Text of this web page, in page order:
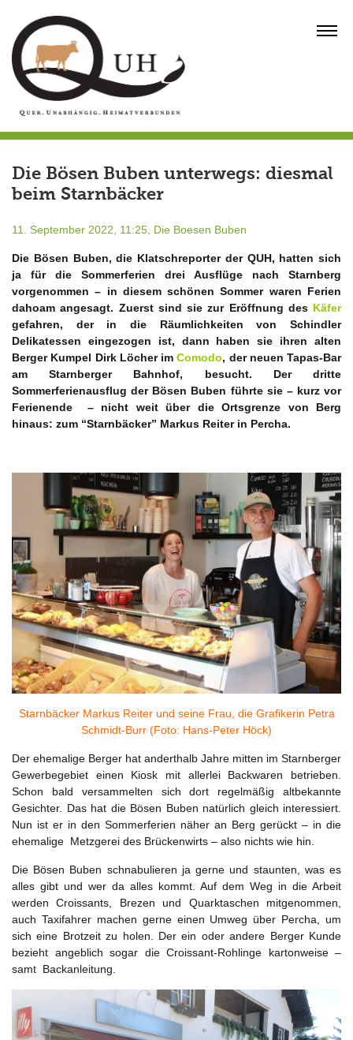
content
Die Bösen Buben unterwegs: diesmal
beim Starnbäcker
11. September 2022, 11:25, Die Boesen Buben
Die Bösen Buben, die Klatschreporter der QUH, hatten sich
ja für die Sommerferien drei Ausflüge nach Starnberg
vorgenommen – in diesem schönen Sommer waren Ferien
dahoam angesagt. Zuerst sind sie zur Eröffnung des Käfer
gefahren, der in die Räumlichkeiten von Schindler
Delikatessen eingezogen ist, dann haben sie ihren alten
Berger Kumpel Dirk Löcher imComodo, der neuen Tapas-Bar
am Starnberger Bahnhof, besucht. Der dritte
Sommerferienausflug der Bösen Buben führte sie – kurz vor
Ferienende – nicht weit über die Ortsgrenze von Berg
hinaus: zum “Starnbäcker” Markus Reiter in Percha.
Starnbäcker Markus Reiter und seine Frau, die Grafikerin Petra
Schmidt-Burr (Foto: Hans-Peter Höck)
Der ehemalige Berger hat anderthalb Jahre mitten im Starnberger
Gewerbegebiet einen Kiosk mit allerlei Backwaren betrieben.
Schon bald versammelten sich dort regelmäßig altbekannte
Gesichter. Das hat die Bösen Buben natürlich gleich interessiert.
Nun ist er in den Sommerferien näher an Berg gerückt – in die
ehemalige Metzgerei des Brückenwirts – also nichts wie hin.
Die Bösen Buben schnabulieren ja gerne und staunten, was es
alles gibt und wer da alles kommt. Auf dem Weg in die Arbeit
werden Croissants, Brezen und Quarktaschen mitgenommen,
auch Taxifahrer machen gerne einen Umweg über Percha, um
sich eine Brotzeit zu holen. Der ein oder andere Berger Kunde
bezieht angeblich sogar die Croissant-Rohlinge kartonweise –
samt Backanleitung.